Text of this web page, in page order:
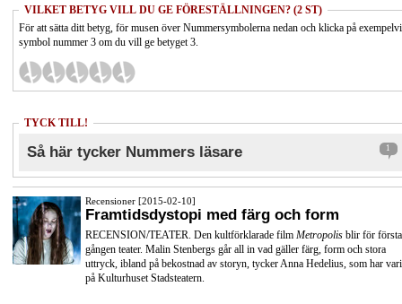
VILKET BETYG VILL DU GE FÖRESTÄLLNINGEN? (2 ST)
För att sätta ditt betyg, för musen över Nummersymbolerna nedan och klicka på
symbol nummer 3 om du vill ge betyget 3.
TYCK TILL!
Så här tycker Nummers läsare 1
Recensioner [2015-02-10]
Framtidsdystopi med färg och form
RECENSION/TEATER. Den kultförklarade film Metropolis blir för första
gången teater. Malin Stenbergs går all in vad gäller färg, form och stora
uttryck, ibland på bekostnad av storyn, tycker Anna Hedelius, som har
på Kulturhuset Stadsteatern.